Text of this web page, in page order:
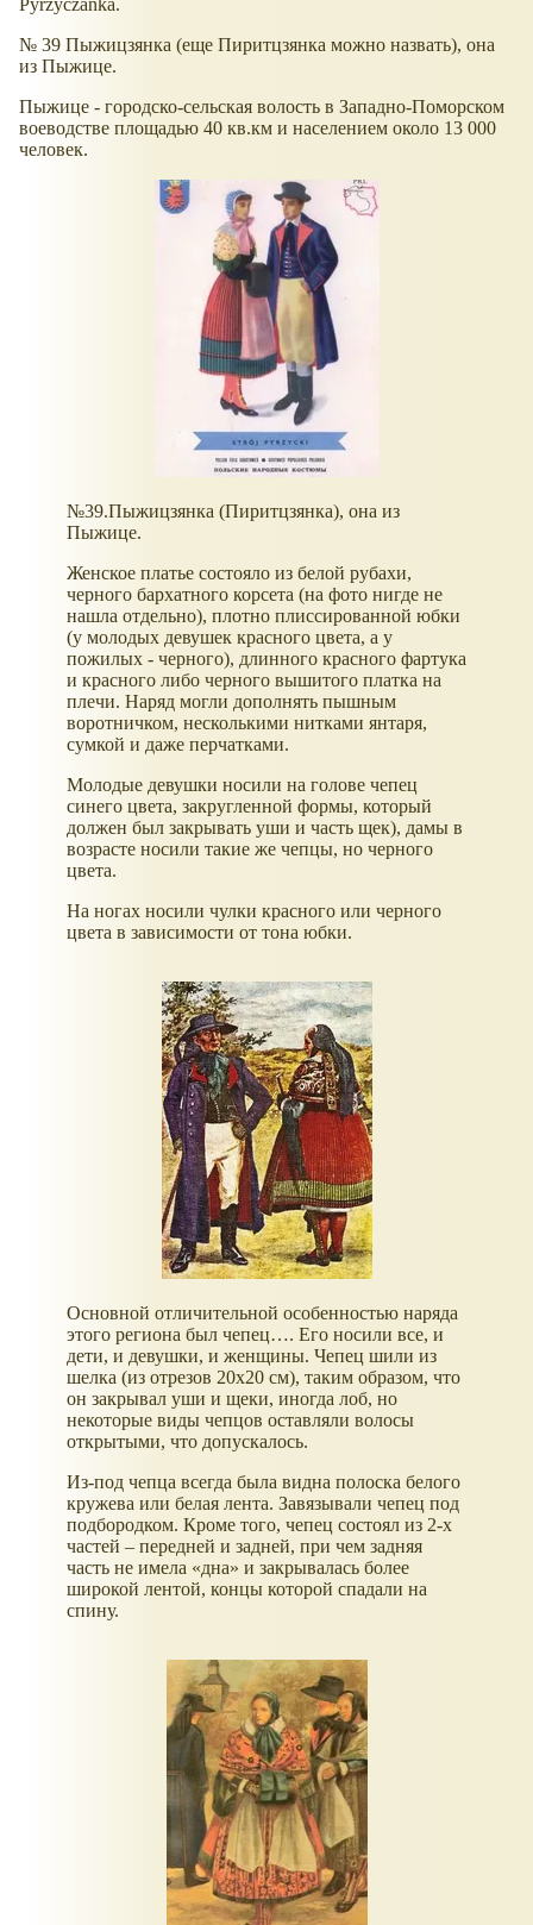
Pyrzyczanka.
№ 39 Пыжицзянка (еще Пиритцзянка можно назвать), она
из Пыжице.
Пыжице - городско-сельская волость в Западно-Поморском
воеводстве площадью 40 кв.км и населением около 13 000
человек.
№39.Пыжицзянка (Пиритцзянка), она из
Пыжице.
Женское платье состояло из белой рубахи,
черного бархатного корсета (на фото нигде не
нашла отдельно), плотно плиссированной юбки
(у молодых девушек красного цвета, а у
пожилых - черного), длинного красного фартука
и красного либо черного вышитого платка на
плечи. Наряд могли дополнять пышным
воротничком, несколькими нитками янтаря,
сумкой и даже перчатками.
Молодые девушки носили на голове чепец
синего цвета, закругленной формы, который
должен был закрывать уши и часть щек), дамы в
возрасте носили такие же чепцы, но черного
цвета.
На ногах носили чулки красного или черного
цвета в зависимости от тона юбки.
Основной отличительной особенностью наряда
этого региона был чепец…. Его носили все, и
дети, и девушки, и женщины. Чепец шили из
шелка (из отрезов 20х20 см), таким образом, что
он закрывал уши и щеки, иногда лоб, но
некоторые виды чепцов оставляли волосы
открытыми, что допускалось.
Из-под чепца всегда была видна полоска белого
кружева или белая лента. Завязывали чепец под
подбородком. Кроме того, чепец состоял из 2-х
частей – передней и задней, при чем задняя
часть не имела «дна» и закрывалась более
широкой лентой, концы которой спадали на
спину.